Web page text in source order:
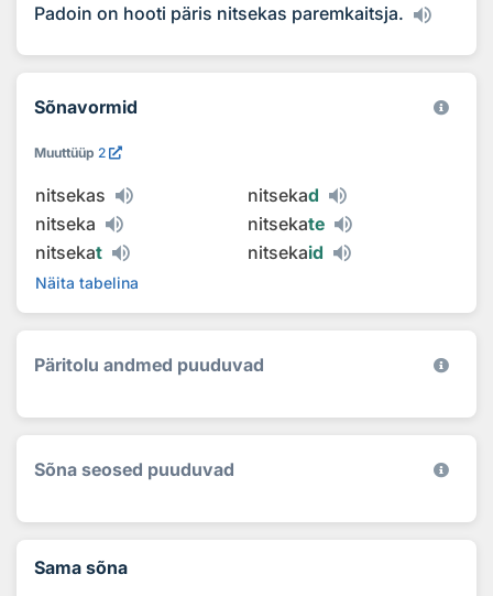
Padoin on hooti päris nitsekas paremkaitsja.
Sõnavormid
Muuttüüp 2
nitsekas nitsekad
nitseka
nitsekate
nitsekat nitsekaid
Näita tabelina
Päritolu andmed puuduvad
Sõna seosed puuduvad
Sama sõna